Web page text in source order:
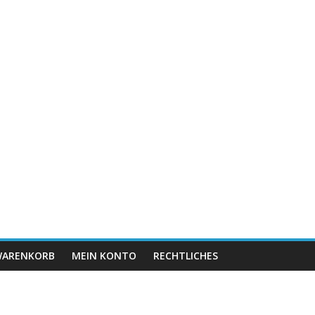
MEIN KONTO RECHTLICHES